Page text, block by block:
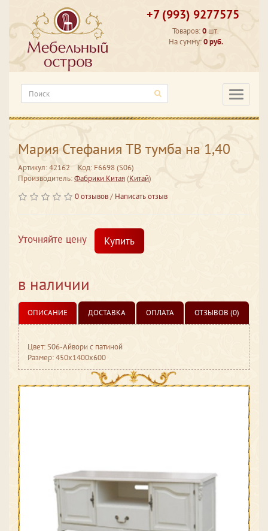
+7 (993) 9277575
Товаров:0 шт.
На сумму:0 руб.
Мария Стефания ТВ тумба на 1,40
Артикул: 42162
Код: F6698 (S06)
Производитель:Фабрики Китая(Китай)
0 отзывов/ Написать отзыв
Уточняйте цену Купить
в наличии
ОПИСАНИЕ ДОСТАВКА ОПЛАТА ОТЗЫВОВ (0)
Цвет: S06-Айвори с патиной
Размер: 450x1400x600